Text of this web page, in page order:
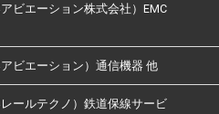
ビエーション株式会社）EMC
ビエーション）通信機器 他
ールテクノ）鉄道保線サービ